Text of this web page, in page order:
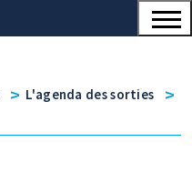
v L'agenda des sorties v